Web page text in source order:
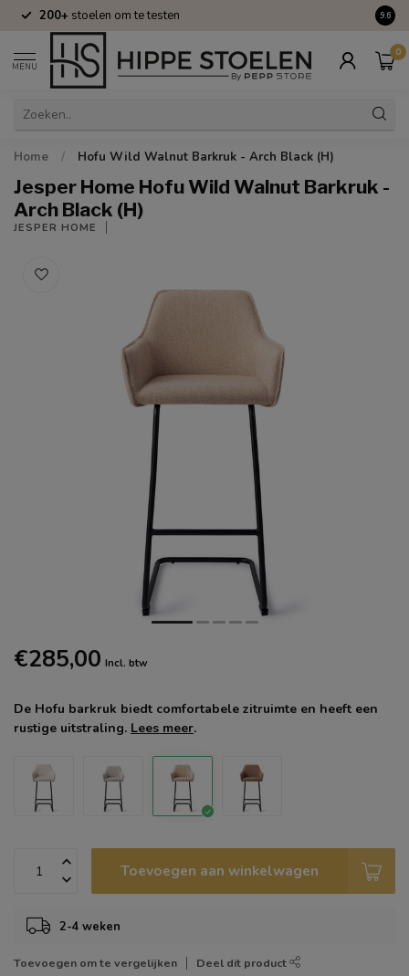
200+ stoelen om te testen 9.6
MENU
0
Home / Hofu Wild Walnut Barkruk - Arch Black (H)
Jesper Home Hofu Wild Walnut Barkruk -
Arch Black (H)
JESPER HOME
€285,00 Incl. btw
De Hofu barkruk biedt comfortabele zitruimte en heeft een
rustige uitstraling. Lees meer.
Toevoegen aan winkelwagen
2-4 weken
Toevoegen om te vergelijken Deel dit product